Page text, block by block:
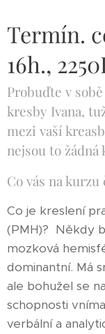
Termín.
16h.,
Probuďte v
kresby Ivana,
mezi vaší
nejsou to žádná
Co vás na kurzu
Co je kreslení
(PMH)? Někdy
mozková
dominantní. Má
ale bohužel se
schopnosti
verbální a